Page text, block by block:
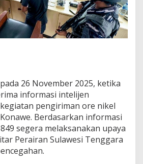
26 November 2025, ketika
informasi intelijen
pengiriman ore nikel
Berdasarkan informasi
segera melaksanakan upaya
Perairan Sulawesi Tenggara